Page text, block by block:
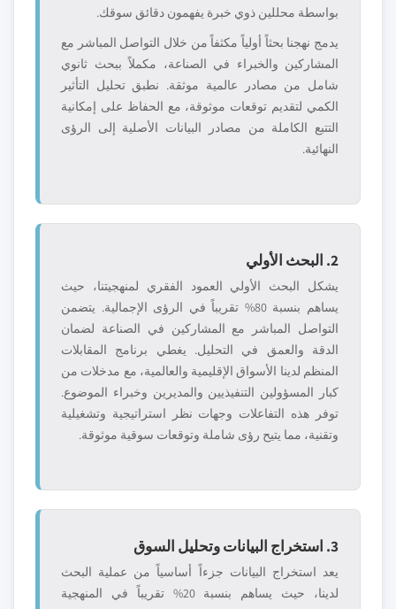
بواسطة محللين ذوي خبرة يفهمون دقائق سوقك.
يدمج نهجنا بحثاً أولياً مكثفاً من خلال التواصل المباشر مع
المشاركين والخبراء في الصناعة، مكملاً ببحث ثانوي
شامل من مصادر عالمية موثقة. نطبق تحليل التأثير
الكمي لتقديم توقعات موثوقة، مع الحفاظ على إمكانية
التتبع الكاملة من مصادر البيانات الأصلية إلى الرؤى
النهائية.
2. البحث الأولي
يشكل البحث الأولي العمود الفقري لمنهجيتنا، حيث
يساهم بنسبة 80% تقريباً في الرؤى الإجمالية. يتضمن
التواصل المباشر مع المشاركين في الصناعة لضمان
الدقة والعمق في التحليل. يغطي برنامج المقابلات
المنظم لدينا الأسواق الإقليمية والعالمية، مع مدخلات من
كبار المسؤولين التنفيذيين والمديرين وخبراء الموضوع.
توفر هذه التفاعلات وجهات نظر استراتيجية وتشغيلية
وتقنية، مما يتيح رؤى شاملة وتوقعات سوقية موثوقة.
3. استخراج البيانات وتحليل السوق
يعد استخراج البيانات جزءاً أساسياً من عملية البحث
لدينا، حيث يساهم بنسبة 20% تقريباً في المنهجية